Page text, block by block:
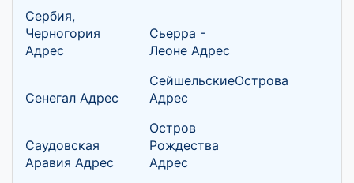
Сербия,
Черногория
Адрес
Сьерра -
Леоне Адрес
Сенегал Адрес
СейшельскиеОстрова
Адрес
Саудовская
Аравия Адрес
Остров
Рождества
Адрес